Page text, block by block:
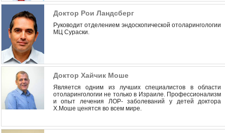
Доктор Рои Ландсберг
Руководит отделением эндоскопической отоларингологии
МЦ Сураски.
Доктор Хайчик Моше
Является одним из лучших специалистов в области
отоларингологии не только в Израиле. Профессионализм
и опыт лечения ЛОР- заболеваний у детей доктора
Х.Моше ценятся во всем мире.